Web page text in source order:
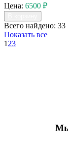
Цена: 6500 ₽
Всего найдено: 33
Показать все
1 23